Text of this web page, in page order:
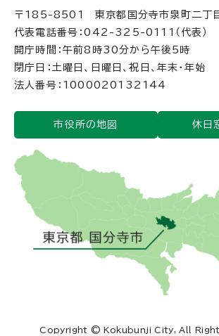
〒185-8501 東京都国分寺市泉町二丁
代表電話番号：042-325-0111（代表）
開庁時間：午前8時30分から午後5時
閉庁日：土曜日、日曜日、祝日、年末・年始
法人番号：1000020132144
市役所の地図 休日
Copyright © Kokubunji City, All